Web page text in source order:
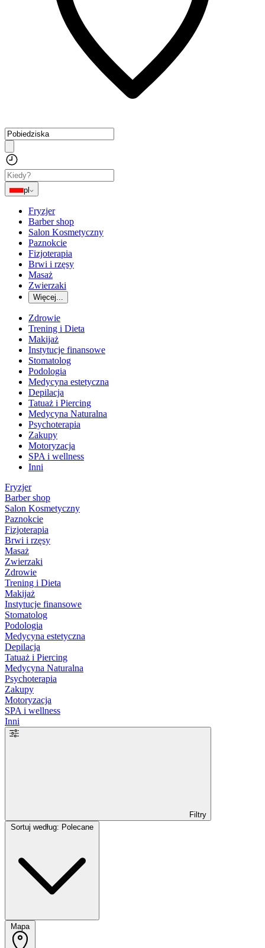
pl
Fryzjer
Barber shop
Salon Kosmetyczny
Paznokcie
Fizjoterapia
Brwi i rzęsy
Masaż
Zwierzaki
Więcej...
Zdrowie
Trening i Dieta
Makijaż
Instytucje finansowe
Stomatolog
Podologia
Medycyna estetyczna
Depilacja
Tatuaż i Piercing
Medycyna Naturalna
Psychoterapia
Zakupy
Motoryzacja
SPA i wellness
Inni
Fryzjer
Barber shop
Salon Kosmetyczny
Paznokcie
Fizjoterapia
Brwi i rzęsy
Masaż
Zwierzaki
Zdrowie
Trening i Dieta
Makijaż
Instytucje finansowe
Stomatolog
Podologia
Medycyna estetyczna
Depilacja
Tatuaż i Piercing
Medycyna Naturalna
Psychoterapia
Zakupy
Motoryzacja
SPA i wellness
Inni
Filtry
Mapa